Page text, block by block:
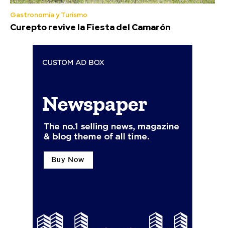
Gastronomía y Turismo
Curepto revive la Fiesta del Camarón